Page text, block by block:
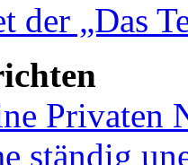
der „Das
Privaten
ständig